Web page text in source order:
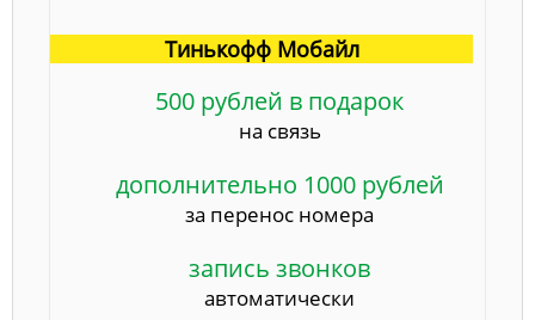
Тинькофф Мобайл
500 рублей в подарок
на связь
дополнительно 1000 рублей
за перенос номера
запись звонков
автоматически